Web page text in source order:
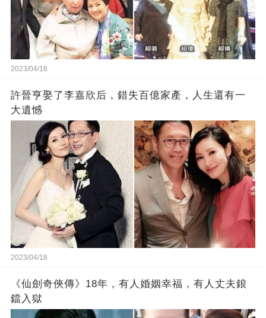
2023/04/18
許晉亨娶了李嘉欣后，錯失百億家產，人生還有一
大遺憾
2023/04/18
《仙劍奇俠傳》18年，有人婚姻幸福，有人丈夫鋃
鐺入獄